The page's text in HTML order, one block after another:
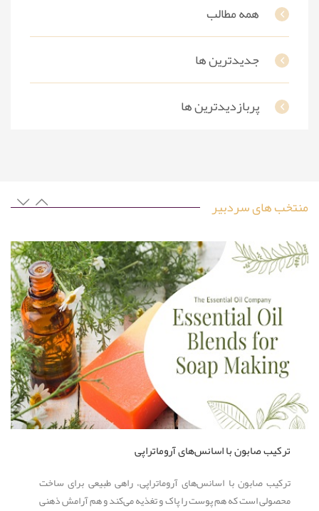
همه مطالب
جدیدترین ها
پربازدیدترین ها
منتخب های سردبیر
ترکیب صابون با اسانس‌های آروماتراپی
ترکیب صابون با اسانس‌های آروماتراپی، راهی طبیعی برای ساخت
محصولی است که هم پوست را پاک و تغذیه می‌کند و هم آرامش ذهنی